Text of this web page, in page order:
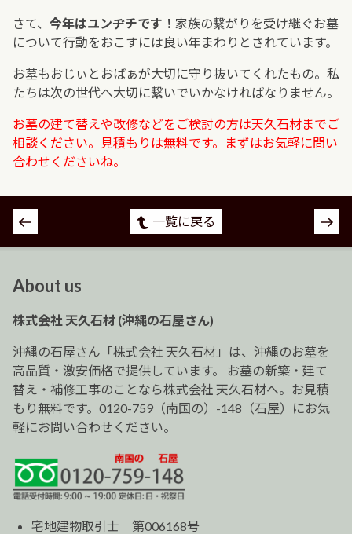
さて、 今年はユンヂチです！ 家族の繋がりを受け継ぐお墓
について行動をおこすには良い年まわりとされています。
お墓もおじぃとおばぁが大切に守り抜いてくれたもの。私
たちは次の世代へ大切に繋いでいかなければなりません。
お墓の建て替えや改修などをご検討の方は天久石材までご
相談ください。見積もりは無料です。まずはお気軽に問い
合わせくださいね。
投
稿
ゲ
ー
シ
ョ
ン
一覧に戻る
About us
株式会社 天久石材 (沖縄の石屋さん)
沖縄の石屋さん「株式会社 天久石材」は、沖縄のお墓を
高品質・激安価格で提供しています。 お墓の新築・建て
替え・補修工事のことなら株式会社 天久石材へ。お見積
もり無料です。0120-759（南国の）-148（石屋）にお気
軽にお問い合わせください。
宅地建物取引士 第006168号